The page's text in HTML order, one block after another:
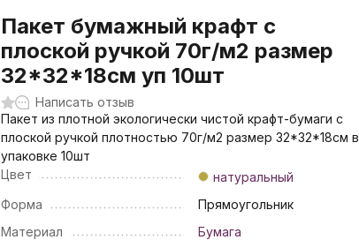
Пакет бумажный крафт с
плоской ручкой 70г/м2 размер
32*32*18см уп 10шт
Написать отзыв
Пакет из плотной экологически чистой крафт-бумаги с
плоской ручкой плотностью 70г/м2 размер 32*32*18см в
упаковке 10шт
Цвет
натуральный
Форма
Прямоугольник
Материал
Бумага